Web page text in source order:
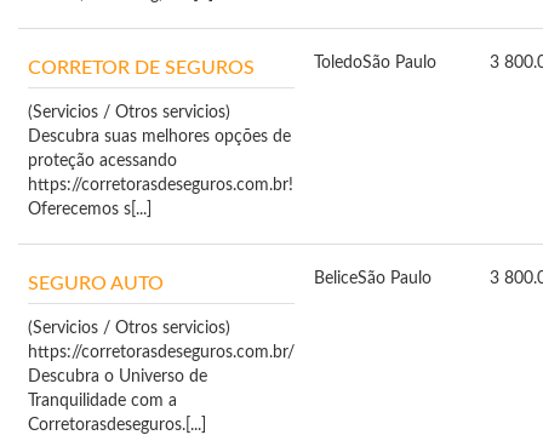
CORRETOR DE SEGUROS
(Servicios / Otros servicios)
Descubra suas melhores opções de
proteção acessando
https://corretorasdeseguros.com.br!
Oferecemos s[...]
ToledoSão Paulo 3
SEGURO AUTO
(Servicios / Otros servicios)
https://corretorasdeseguros.com.br/
Descubra o Universo de
Tranquilidade com a
Corretorasdeseguros.[...]
BeliceSão Paulo 3